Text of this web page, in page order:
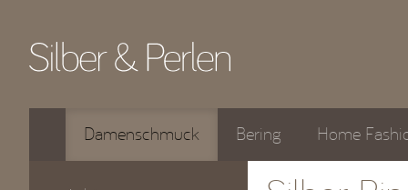
Damenschmuck Bering Home